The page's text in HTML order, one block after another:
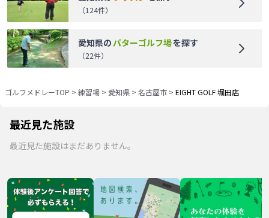
（124件）
愛知県の パターゴルフ場を探す
（22件）
ゴルフメドレーTOP > 練習場 > 愛知県 > 名古屋市 > EIGHT GOLF 堀田店
最近見た施設
最近見た施設はまだありません。